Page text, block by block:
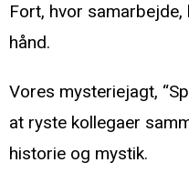
Fort, hvor
hånd.
Vores mysteriejagt,
at ryste kollegaer
historie og mystik.